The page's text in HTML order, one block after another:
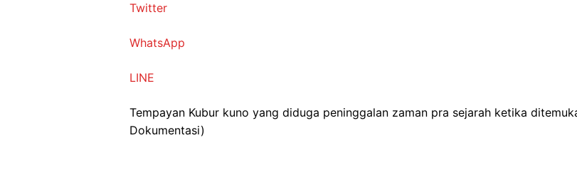
Twitter
WhatsApp
LINE
Tempayan Kubur kuno yang diduga peninggalan zaman pra sejarah ketika
Dokumentasi)